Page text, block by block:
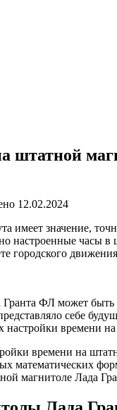
штатной
12.02.2024
имеет значение,
настроенные часы
городского
ФЛ может
себе
времени
времени на
математических
магнитоле Лада